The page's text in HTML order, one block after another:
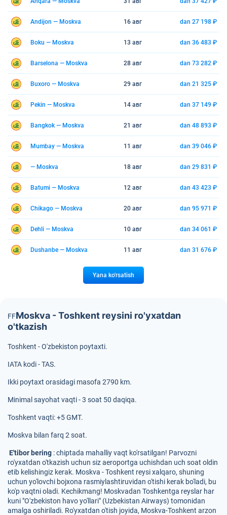
Andijon — Moskva 16 авг dan 27 198 ₽
Boku — Moskva 13 авг dan 36 483 ₽
Barselona — Moskva 28 авг dan 73 282 ₽
Buxoro — Moskva 29 авг dan 21 325 ₽
Pekin — Moskva 14 авг dan 37 149 ₽
Bangkok — Moskva 21 авг dan 48 893 ₽
Mumbay — Moskva 11 авг dan 39 046 ₽
— Moskva 18 авг dan 29 831 ₽
Batumi — Moskva 12 авг dan 43 423 ₽
Chikago — Moskva 20 авг dan 95 971 ₽
Dehli — Moskva 10 авг dan 34 061 ₽
Dushanbe — Moskva 11 авг dan 31 676 ₽
Yana ko'rsatish
FFMoskva - Toshkent reysini ro'yxatdan
o'tkazish
Toshkent - O'zbekiston poytaxti.
IATA kodi - TAS.
Ikki poytaxt orasidagi masofa 2790 km.
Minimal sayohat vaqti - 3 soat 50 daqiqa.
Toshkent vaqti: +5 GMT.
Moskva bilan farq 2 soat.
E'tibor bering : chiptada mahalliy vaqt ko'rsatilgan! Parvozni
ro'yxatdan o'tkazish uchun siz aeroportga uchishdan uch soat oldin
etib kelishingiz kerak. Moskva - Toshkent reysi xalqaro, shuning
uchun yo'lovchi bojxona rasmiylashtiruvidan o'tishi kerak bo'ladi, bu
ko'p vaqtni oladi. Kechikmang! Moskvadan Toshkentga reyslar har
kuni "O'zbekiston havo yo'llari" (Uzbekistan Airways) tomonidan
amalga oshiriladi. Ro'yxatdan o'tish joyida, Moskva-Toshkent arzon